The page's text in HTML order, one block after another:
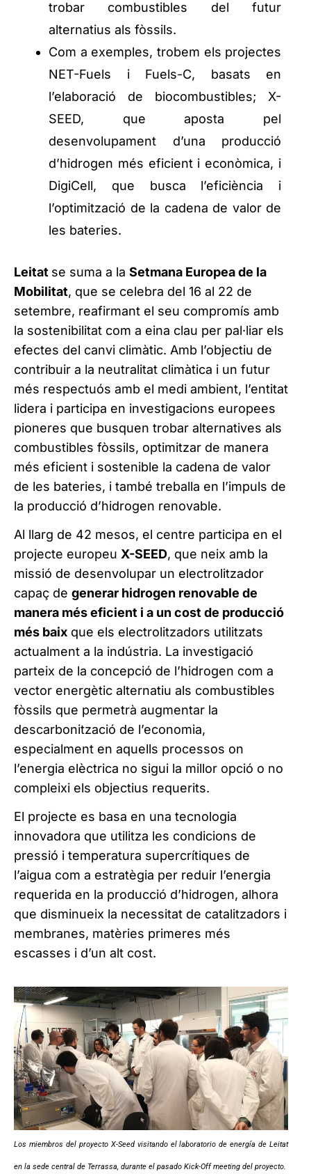
trobar combustibles del futur
alternatius als fòssils.
Com a exemples, trobem els projectes
NET-Fuels i Fuels-C, basats en
l’elaboració de biocombustibles; X-
SEED, que aposta pel
desenvolupament d’una producció
d’hidrogen més eficient i econòmica, i
DigiCell, que busca l’eficiència i
l’optimització de la cadena de valor de
les bateries.
Leitat se suma a la Setmana Europea de la
Mobilitat, que se celebra del 16 al 22 de
setembre, reafirmant el seu compromís amb
la sostenibilitat com a eina clau per pal·liar els
efectes del canvi climàtic. Amb l’objectiu de
contribuir a la neutralitat climàtica i un futur
més respectuós amb el medi ambient, l’entitat
lidera i participa en investigacions europees
pioneres que busquen trobar alternatives als
combustibles fòssils, optimitzar de manera
més eficient i sostenible la cadena de valor
de les bateries, i també treballa en l’impuls de
la producció d’hidrogen renovable.
Al llarg de 42 mesos, el centre participa en el
projecte europeu X-SEED, que neix amb la
missió de desenvolupar un electrolitzador
capaç de generar hidrogen renovable de
manera més eficient i a un cost de producció
més baix que els electrolitzadors utilitzats
actualment a la indústria. La investigació
parteix de la concepció de l’hidrogen com a
vector energètic alternatiu als combustibles
fòssils que permetrà augmentar la
descarbonització de l’economia,
especialment en aquells processos on
l’energia elèctrica no sigui la millor opció o no
compleixi els objectius requerits.
El projecte es basa en una tecnologia
innovadora que utilitza les condicions de
pressió i temperatura supercrítiques de
l’aigua com a estratègia per reduir l’energia
requerida en la producció d’hidrogen, alhora
que disminueix la necessitat de catalitzadors i
membranes, matèries primeres més
escasses i d’un alt cost.
Los miembros del proyecto X-Seed visitando el laboratorio de energía de Leitat
en la sede central de Terrassa, durante el pasado Kick-Off meeting del proyecto.